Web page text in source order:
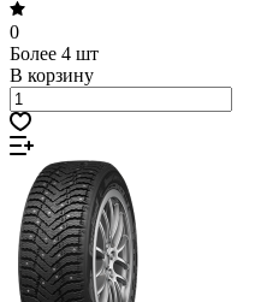
0
Более 4 шт
В корзину